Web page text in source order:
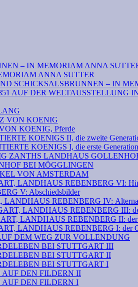
– IN MEMORIAM ANNA
ANNA SUTTER
SCHICKSALSBRUNNEN – IN
AUF DER WELTAUSSTELLUNG
VON KOENIG
KOENIG, Pferde
KOENIGS II, die zweite
KOENIGS I, die erste Generation
ZANTHS LANDHAUS
BEI MÖGGLINGEN
VON AMSTERDAM
LANDHAUS REBENBERG VI:
V: Abschiedsbilder
LANDHAUS REBENBERG IV:
LANDHAUS REBENBERG III:
LANDHAUS REBENBERG II: der
LANDHAUS REBENBERG I: der
DEM WEG ZUR VOLLENDUNG
BEI STUTTGART III
BEI STUTTGART II
BEI STUTTGART I
DEN FILDERN II
DEN FILDERN I